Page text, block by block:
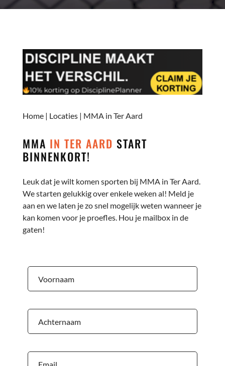
Home| Locaties| MMA in Ter Aard
MMA IN TER AARD START
BINNENKORT!
Leuk dat je wilt komen sporten bij MMA in Ter Aard.
We starten gelukkig over enkele weken al! Meld je
aan en we laten je zo snel mogelijk weten wanneer je
kan komen voor je proefles. Hou je mailbox in de
gaten!